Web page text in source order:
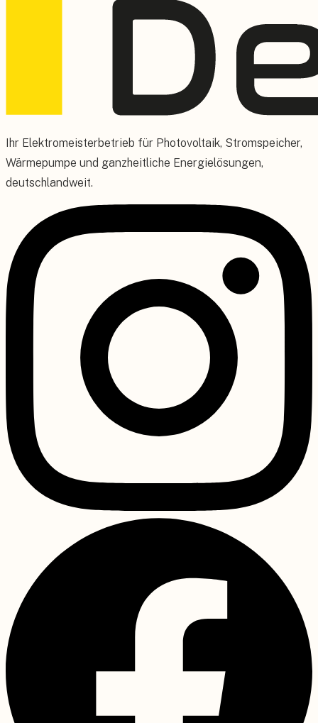
Ihr Elektromeisterbetrieb für Photovoltaik, Stromspeicher,
Wärmepumpe und ganzheitliche Energielösungen,
deutschlandweit.